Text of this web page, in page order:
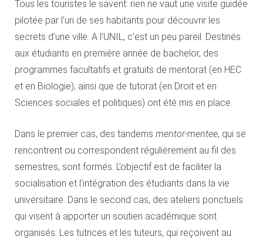
Tous les touristes le savent: rien ne vaut une visite guidée
pilotée par l’un de ses habitants pour découvrir les
secrets d’une ville. A l’UNIL, c’est un peu pareil. Destinés
aux étudiants en première année de bachelor, des
programmes facultatifs et gratuits de mentorat (en HEC
et en Biologie), ainsi que de tutorat (en Droit et en
Sciences sociales et politiques) ont été mis en place.
Dans le premier cas, des tandems mentor-mentee, qui se
rencontrent ou correspondent régulièrement au fil des
semestres, sont formés. L’objectif est de faciliter la
socialisation et l’intégration des étudiants dans la vie
universitaire. Dans le second cas, des ateliers ponctuels
qui visent à apporter un soutien académique sont
organisés. Les tutrices et les tuteurs, qui reçoivent au